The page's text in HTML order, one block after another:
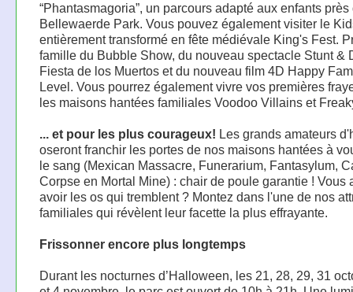
“Phantasmagoria”, un parcours adapté aux enfants
Bellewaerde Park. Vous pouvez également visiter le
entièrement transformé en fête médiévale King's Fest.
famille du Bubble Show, du nouveau spectacle Stunt &
Fiesta de los Muertos et du nouveau film 4D Happy
Level. Vous pourrez également vivre vos premières
les maisons hantées familiales Voodoo Villains et
... et pour les plus courageux! Les grands amateurs
oseront franchir les portes de nos maisons hantées à
le sang (Mexican Massacre, Funerarium, Fantasylum,
Corpse en Mortal Mine) : chair de poule garantie ! Vous
avoir les os qui tremblent ? Montez dans l'une de nos
familiales qui révèlent leur facette la plus effrayante.
Frissonner encore plus longtemps
Durant les nocturnes d’Halloween, les 21, 28, 29, 31